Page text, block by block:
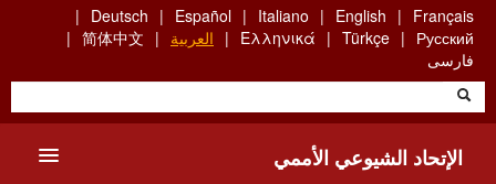
Skip
main
content
Français
English
Italiano
Español
Deutsch
Русский
Türkçe
Ελληνικά العربية
简体中文
فارسی
الإتحاد الشيوعي الأممي